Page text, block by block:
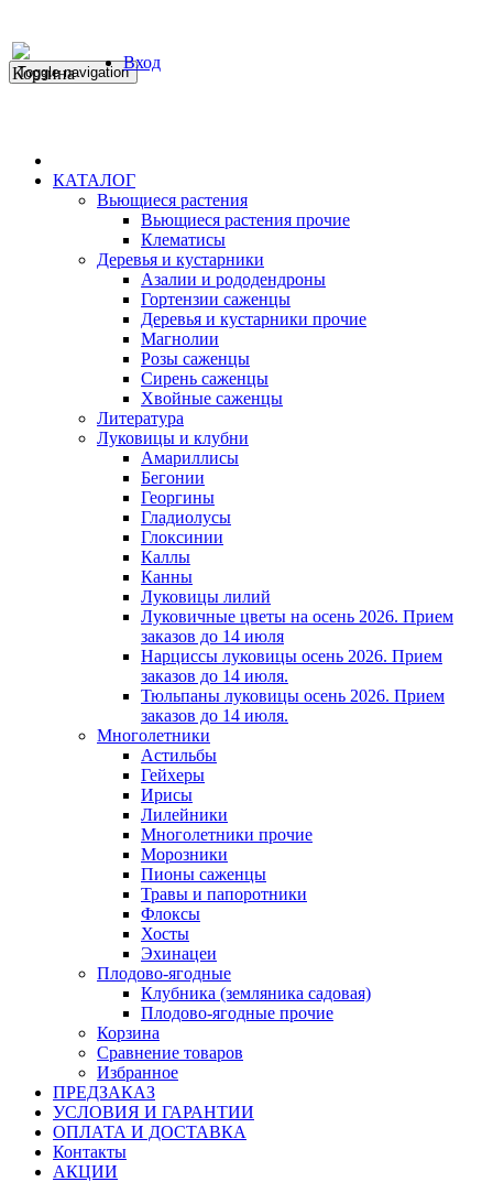
Корзина
Вход
Toggle navigation
КАТАЛОГ
Вьющиеся растения
Вьющиеся растения прочие
Клематисы
Деревья и кустарники
Азалии и рододендроны
Гортензии саженцы
Деревья и кустарники прочие
Магнолии
Розы саженцы
Сирень саженцы
Хвойные саженцы
Литература
Луковицы и клубни
Амариллисы
Бегонии
Георгины
Гладиолусы
Глоксинии
Каллы
Канны
Луковицы лилий
Луковичные цветы на осень 2026. Прием
заказов до 14 июля
Нарциссы луковицы осень 2026. Прием
заказов до 14 июля.
Тюльпаны луковицы осень 2026. Прием
заказов до 14 июля.
Многолетники
Астильбы
Гейхеры
Ирисы
Лилейники
Многолетники прочие
Морозники
Пионы саженцы
Травы и папоротники
Флоксы
Хосты
Эхинацеи
Плодово-ягодные
Клубника (земляника садовая)
Плодово-ягодные прочие
Корзина
Сравнение товаров
Избранное
ПРЕДЗАКАЗ
УСЛОВИЯ И ГАРАНТИИ
ОПЛАТА И ДОСТАВКА
Контакты
АКЦИИ